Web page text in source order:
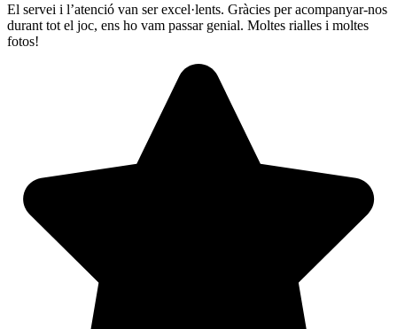
El servei i l’atenció van ser excel·lents. Gràcies per acompanyar-nos
durant tot el joc, ens ho vam passar genial. Moltes rialles i moltes
fotos!